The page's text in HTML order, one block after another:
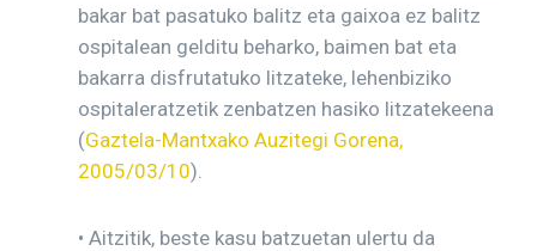
bakar bat pasatuko balitz eta gaixoa ez balitz
ospitalean gelditu beharko, baimen bat eta
bakarra disfrutatuko litzateke, lehenbiziko
ospitaleratzetik zenbatzen hasiko litzatekeena
(Gaztela-Mantxako Auzitegi Gorena,
2005/03/10).
• Aitzitik, beste kasu batzuetan ulertu da